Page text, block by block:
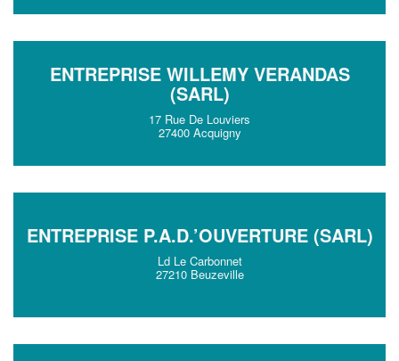
ENTREPRISE WILLEMY VERANDAS
(SARL)
17 Rue De Louviers
27400 Acquigny
ENTREPRISE P.A.D.’OUVERTURE (SARL)
Ld Le Carbonnet
27210 Beuzeville